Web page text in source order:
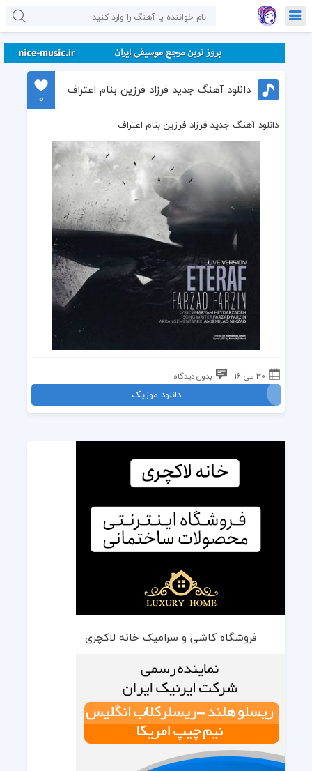
دانلود آهنگ جدید فرزاد فرزین بنام اعتراف
0
دانلود آهنگ جدید فرزاد فرزین بنام اعتراف
30 می 16 بدون دیدگاه
دانلود موزیک
فروشگاه کاشی و سرامیک خانه لاکچری